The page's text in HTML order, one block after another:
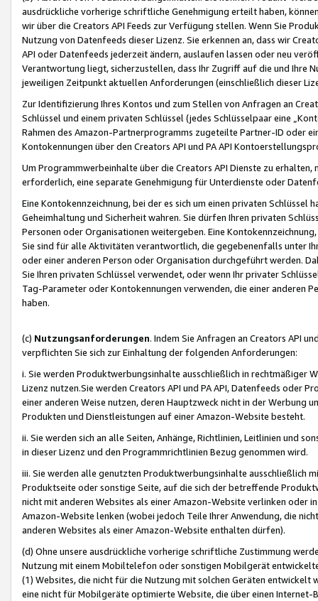
ausdrückliche vorherige schriftliche Genehmigung erteilt haben,
wir über die Creators API Feeds zur Verfügung stellen. Wenn Sie
Nutzung von Datenfeeds dieser Lizenz. Sie erkennen an, dass wir
API oder Datenfeeds jederzeit ändern, auslaufen lassen oder neu
Verantwortung liegt, sicherzustellen, dass Ihr Zugriff auf die und Ihre
jeweiligen Zeitpunkt aktuellen Anforderungen (einschließlich dieser
Zur Identifizierung Ihres Kontos und zum Stellen von Anfragen an
Schlüssel und einem privaten Schlüssel (jedes Schlüsselpaar eine
Rahmen des Amazon-Partnerprogramms zugeteilte Partner-ID oder
Kontokennungen über den Creators API und PA API
Um Programmwerbeinhalte über die Creators API Dienste zu
erforderlich, eine separate Genehmigung für Unterdienste oder
Eine Kontokennzeichnung, bei der es sich um einen privaten
Geheimhaltung und Sicherheit wahren. Sie dürfen Ihren privaten
Personen oder Organisationen weitergeben. Eine
Sie sind für alle Aktivitäten verantwortlich, die gegebenenfalls unter
oder einer anderen Person oder Organisation durchgeführt werden.
Sie Ihren privaten Schlüssel verwendet, oder wenn Ihr privater
Tag-Parameter oder Kontokennungen verwenden, die einer anderen
haben.
(c) Nutzungsanforderungen. Indem Sie Anfragen an Creators API
verpflichten Sie sich zur Einhaltung der folgenden Anforderungen:
i. Sie werden Produktwerbungsinhalte ausschließlich in rechtmäßiger
Lizenz nutzen.Sie werden Creators API und PA API, Datenfeeds oder
einer anderen Weise nutzen, deren Hauptzweck nicht in der Werbung
Produkten und Dienstleistungen auf einer Amazon-Website besteht.
ii. Sie werden sich an alle Seiten, Anhänge, Richtlinien, Leitlinien und
in dieser Lizenz und den Programmrichtlinien Bezug genommen wird.
iii. Sie werden alle genutzten Produktwerbungsinhalte ausschließlich
Produktseite oder sonstige Seite, auf die sich der betreffende
nicht mit anderen Websites als einer Amazon-Website verlinken oder
Amazon-Website lenken (wobei jedoch Teile Ihrer Anwendung, die
anderen Websites als einer Amazon-Website enthalten dürfen).
(d) Ohne unsere ausdrückliche vorherige schriftliche Zustimmung
Nutzung mit einem Mobiltelefon oder sonstigen Mobilgerät
(1) Websites, die nicht für die Nutzung mit solchen Geräten
eine nicht für Mobilgeräte optimierte Website, die über einen